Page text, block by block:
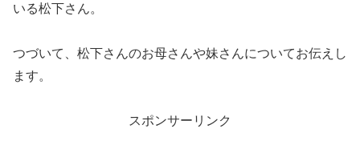
いる松下さん。
つづいて、松下さんのお母さんや妹さんについてお伝えし
ます。
スポンサーリンク